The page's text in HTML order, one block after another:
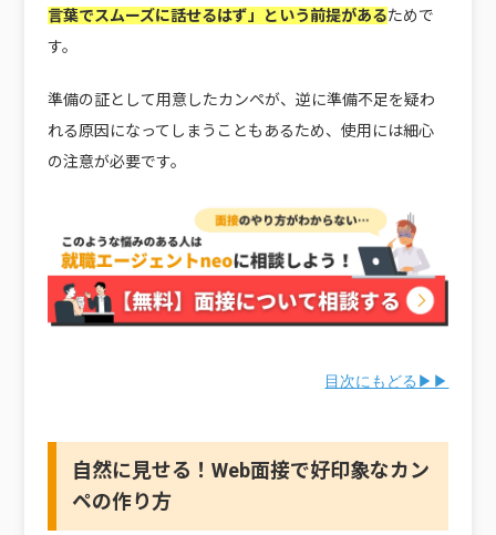
言葉でスムーズに話せるはず」という前提があるためで
す。
準備の証として用意したカンペが、逆に準備不足を疑わ
れる原因になってしまうこともあるため、使用には細心
の注意が必要です。
目次にもどる▶▶
自然に見せる！Web面接で好印象なカン
ペの作り方